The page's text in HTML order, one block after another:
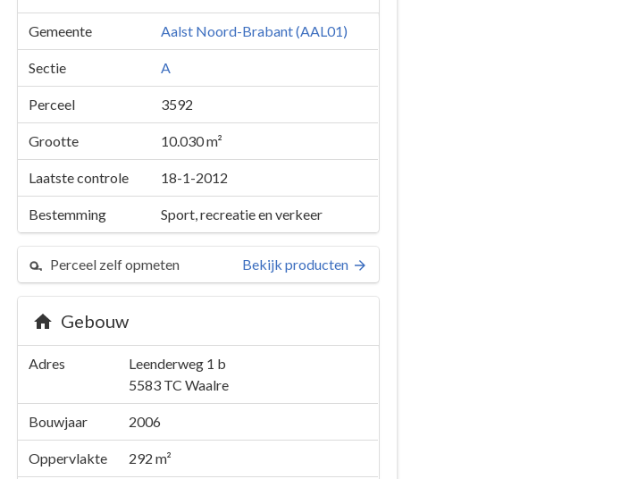
Gemeente Aalst Noord-Brabant (AAL01)
Sectie A
Perceel 3592
Grootte 10.030 m²
Laatste controle 18-1-2012
Bestemming Sport, recreatie en verkeer
Perceel zelf opmeten Bekijk producten
Gebouw
Adres
Leenderweg 1 b
5583 TC Waalre
Bouwjaar 2006
Oppervlakte 292 m²